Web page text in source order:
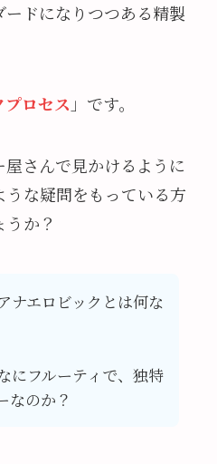
ドになりつつある精製
ロセス 」です。
さんで見かけるように
な疑問をもっている方
か？
ナエロビックとは何な
にフルーティで、独特
なのか？